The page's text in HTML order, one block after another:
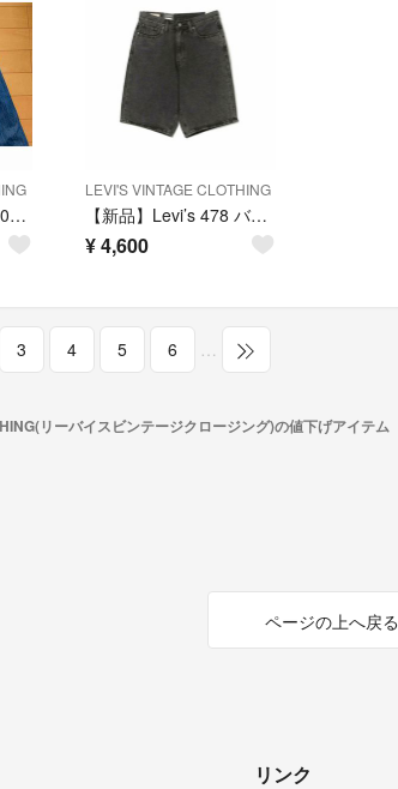
色落ち良 levi's lvc S501XX 大戦モデル W31 555 バレンシア コーンミルズ リーバイス 90s復刻 デニム
LEVI'S VINTAGE CLOTHING
【新品】Levi’s 478 バギー デニムショートパンツ W30
¥4,600
3 4 5 6
リーバイスビンテージクロージング)の値下げアイテム
ページの上へ戻る
リンク